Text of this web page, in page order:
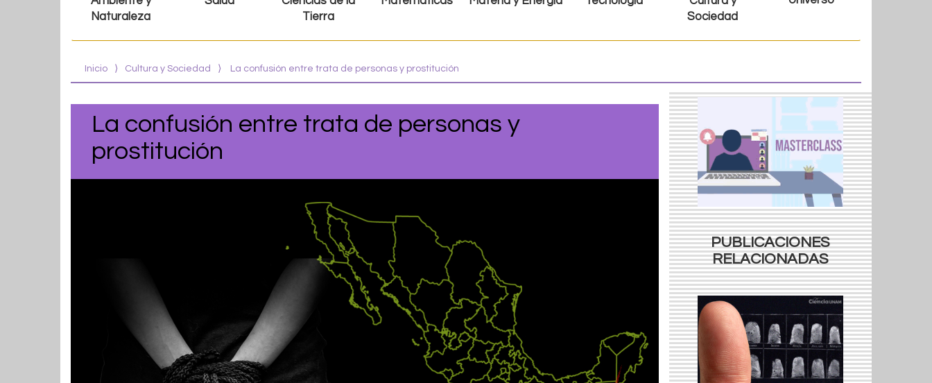
Naturaleza
Tierra
Sociedad
Inicio ⟩ Cultura y Sociedad ⟩ La confusión entre trata de personas y prostitución
La confusión entre trata de personas y
prostitución
PUBLICACIONES
RELACIONADAS